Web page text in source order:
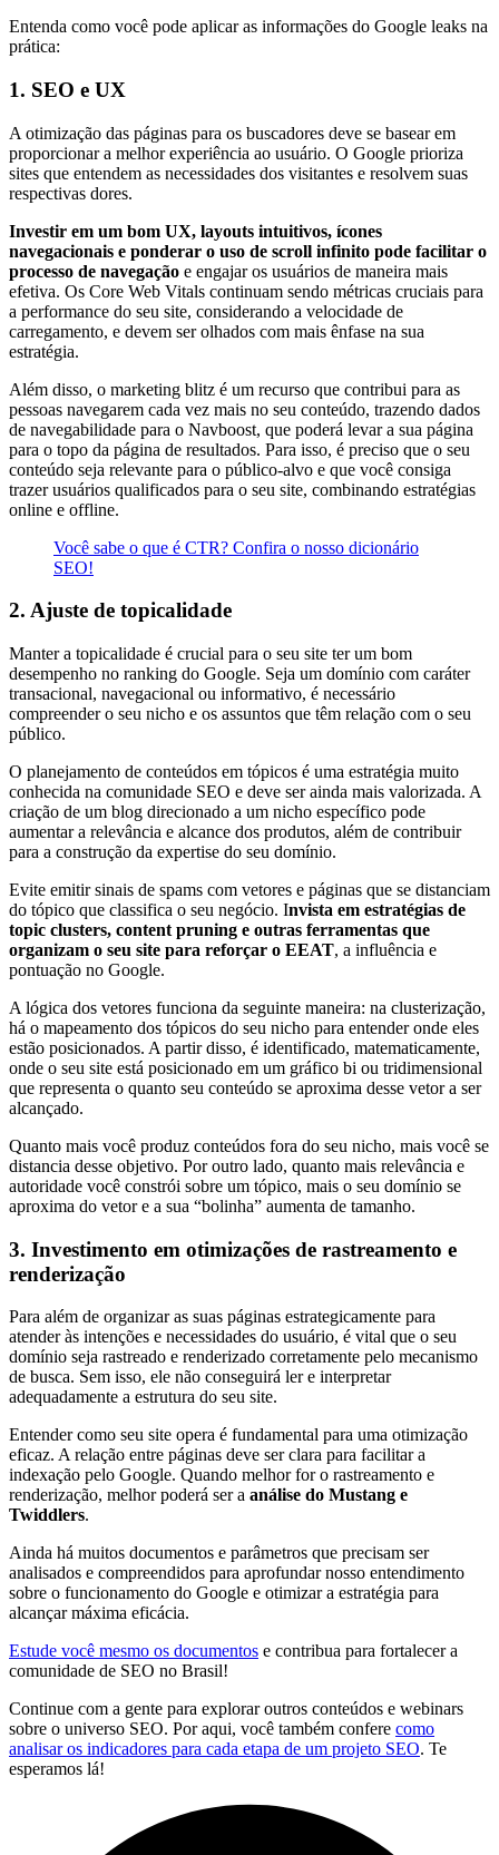
Entenda como você pode aplicar as informações do Google leaks na
prática:
1. SEO e UX
A otimização das páginas para os buscadores deve se basear em
proporcionar a melhor experiência ao usuário. O Google prioriza
sites que entendem as necessidades dos visitantes e resolvem suas
respectivas dores.
Investir em um bom UX, layouts intuitivos, ícones
navegacionais e ponderar o uso de scroll infinito pode facilitar o
processo de navegação e engajar os usuários de maneira mais
efetiva. Os Core Web Vitals continuam sendo métricas cruciais para
a performance do seu site, considerando a velocidade de
carregamento, e devem ser olhados com mais ênfase na sua
estratégia.
Além disso, o marketing blitz é um recurso que contribui para as
pessoas navegarem cada vez mais no seu conteúdo, trazendo dados
de navegabilidade para o Navboost, que poderá levar a sua página
para o topo da página de resultados. Para isso, é preciso que o seu
conteúdo seja relevante para o público-alvo e que você consiga
trazer usuários qualificados para o seu site, combinando estratégias
online e offline.
Você sabe o que é CTR? Confira o nosso dicionário
SEO!
2. Ajuste de topicalidade
Manter a topicalidade é crucial para o seu site ter um bom
desempenho no ranking do Google. Seja um domínio com caráter
transacional, navegacional ou informativo, é necessário
compreender o seu nicho e os assuntos que têm relação com o seu
público.
O planejamento de conteúdos em tópicos é uma estratégia muito
conhecida na comunidade SEO e deve ser ainda mais valorizada. A
criação de um blog direcionado a um nicho específico pode
aumentar a relevância e alcance dos produtos, além de contribuir
para a construção da expertise do seu domínio.
Evite emitir sinais de spams com vetores e páginas que se distanciam
do tópico que classifica o seu negócio. Invista em estratégias de
topic clusters, content pruning e outras ferramentas que
organizam o seu site para reforçar o EEAT, a influência e
pontuação no Google.
A lógica dos vetores funciona da seguinte maneira: na clusterização,
há o mapeamento dos tópicos do seu nicho para entender onde eles
estão posicionados. A partir disso, é identificado, matematicamente,
onde o seu site está posicionado em um gráfico bi ou tridimensional
que representa o quanto seu conteúdo se aproxima desse vetor a ser
alcançado.
Quanto mais você produz conteúdos fora do seu nicho, mais você se
distancia desse objetivo. Por outro lado, quanto mais relevância e
autoridade você constrói sobre um tópico, mais o seu domínio se
aproxima do vetor e a sua “bolinha” aumenta de tamanho.
3. Investimento em otimizações de rastreamento e
renderização
Para além de organizar as suas páginas estrategicamente para
atender às intenções e necessidades do usuário, é vital que o seu
domínio seja rastreado e renderizado corretamente pelo mecanismo
de busca. Sem isso, ele não conseguirá ler e interpretar
adequadamente a estrutura do seu site.
Entender como seu site opera é fundamental para uma otimização
eficaz. A relação entre páginas deve ser clara para facilitar a
indexação pelo Google. Quando melhor for o rastreamento e
renderização, melhor poderá ser a análise do Mustang e
Twiddlers.
Ainda há muitos documentos e parâmetros que precisam ser
analisados e compreendidos para aprofundar nosso entendimento
sobre o funcionamento do Google e otimizar a estratégia para
alcançar máxima eficácia.
Estude você mesmo os documentos e contribua para fortalecer a
comunidade de SEO no Brasil!
Continue com a gente para explorar outros conteúdos e webinars
sobre o universo SEO. Por aqui, você também confere como
analisar os indicadores para cada etapa de um projeto SEO. Te
esperamos lá!